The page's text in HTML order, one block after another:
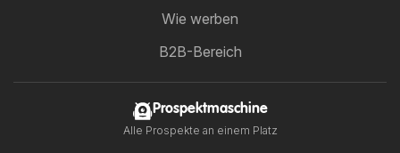
Wie werben
B2B-Bereich
Prospektmaschine
Alle Prospekte an einem Platz